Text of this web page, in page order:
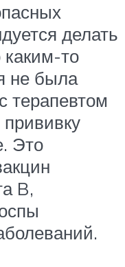
делать
каким-то
не была
терапевтом
Это
B,